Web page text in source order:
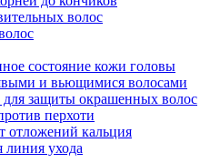
волос
состояние кожи головы
и вьющимися волосами
защиты окрашенных волос
перхоти
отложений кальция
линия ухода